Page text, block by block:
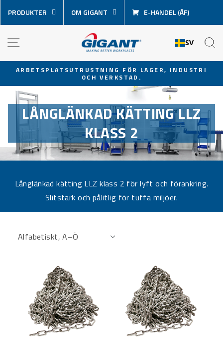
över
innehåll
PRODUKTER OM GIGANT E-HANDEL (ÅF)
SV
Pausa
bildspel
ARBETSPLATSUTRUSTNING FÖR LAGER, INDUSTRI
OCH VERKSTAD.
LÅNGLÄNKAD KÄTTING LLZ
KLASS 2
Långlänkad kätting LLZ klass 2 för lyft och förankring.
Slitstark och pålitlig för tuffa miljöer.